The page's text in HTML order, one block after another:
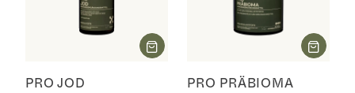
PRO JOD PRO PRÄBIOMA